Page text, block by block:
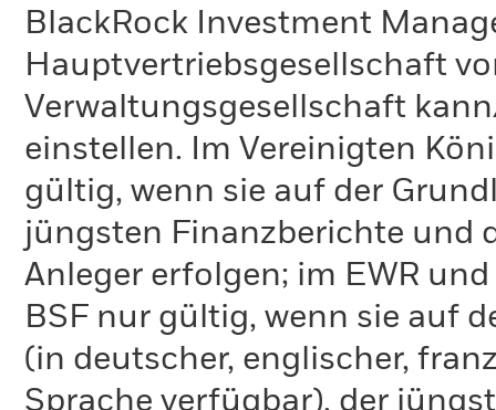
BlackRock Investment
Hauptvertriebsgesellschaft
Verwaltungsgesellschaft
einstellen. Im Vereinigten
gültig, wenn sie auf der
jüngsten Finanzberichte und
Anleger erfolgen; im EWR
BSF nur gültig, wenn sie auf
(in deutscher, englischer,
Sprache verfügbar), der